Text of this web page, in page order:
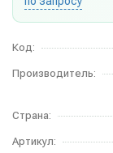
Код:
Производитель:
Страна:
Артикул: